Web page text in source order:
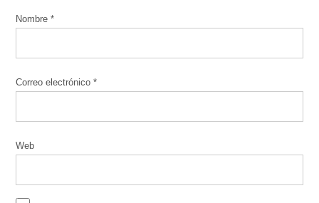
Nombre*
Correo electrónico*
Web